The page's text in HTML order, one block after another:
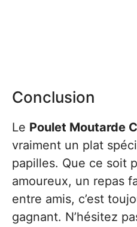
Conclusion
Le Poulet Moutarde
vraiment un plat
papilles. Que ce soit
amoureux, un repas
entre amis, c’est
gagnant. N’hésitez